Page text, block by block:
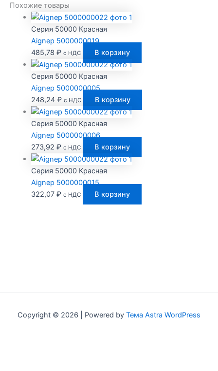
Похожие товары
Серия 50000 Красная
Aignep 5000000019
485,78 ₽ с НДС В корзину
Серия 50000 Красная
Aignep 5000000005
248,24 ₽ с НДС В корзину
Серия 50000 Красная
Aignep 5000000006
273,92 ₽ с НДС В корзину
Серия 50000 Красная
Aignep 5000000015
322,07 ₽ с НДС В корзину
Copyright © 2026 | Powered by Тема Astra WordPress